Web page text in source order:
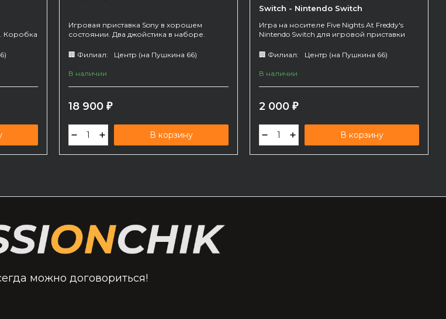
Коробка
Игровая приставка Sony в хорошем
состоянии. Два джойстика в наборе.
🏢 Филиал: Центр (на Пушкина 66)
В наличии
18 900 ₽
В корзину
Switch - Nintendo Switch
Игра на носителе Five Nights At Freddy's
Nintendo Switch для игровой приставки
🏢 Филиал:
Центр (на Пушкина 66)
В наличии
2 000 ₽
В корзину
можно договориться!